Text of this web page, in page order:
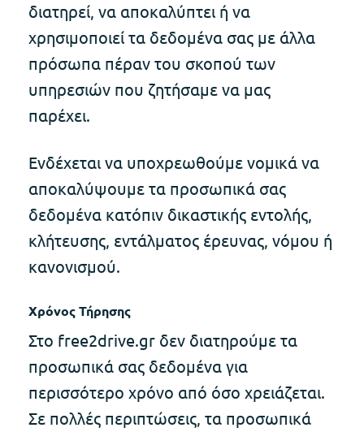
διατηρεί, να αποκαλύπτει ή να
χρησιμοποιεί τα δεδομένα σας με άλλα
πρόσωπα πέραν του σκοπού των
υπηρεσιών που ζητήσαμε να μας
παρέχει.
Ενδέχεται να υποχρεωθούμε νομικά να
αποκαλύψουμε τα προσωπικά σας
δεδομένα κατόπιν δικαστικής εντολής,
κλήτευσης, εντάλματος έρευνας, νόμου ή
κανονισμού.
Χρόνος Τήρησης
Στο free2drive.gr δεν διατηρούμε τα
προσωπικά σας δεδομένα για
περισσότερο χρόνο από όσο χρειάζεται.
Σε πολλές περιπτώσεις, τα προσωπικά